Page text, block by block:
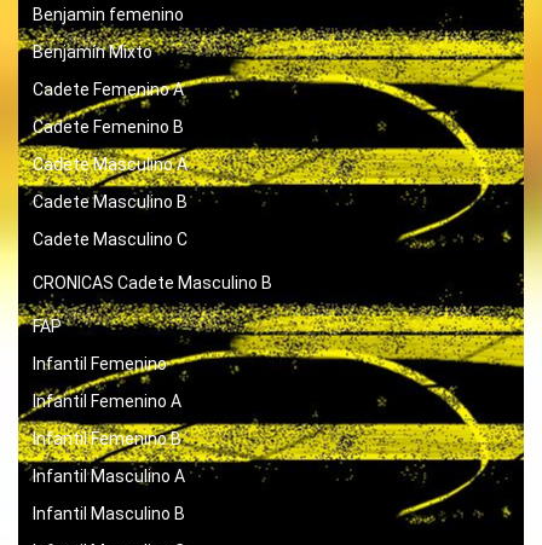
Benjamin femenino
Benjamín Mixto
Cadete Femenino A
Cadete Femenino B
Cadete Masculino A
Cadete Masculino B
Cadete Masculino C
CRONICAS Cadete Masculino B
FAP
Infantil Femenino
Infantil Femenino A
Infantil Femenino B
Infantil Masculino A
Infantil Masculino B